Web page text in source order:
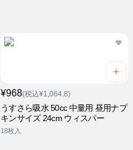
¥968(税込¥1,064.8)
うすさら吸水 50cc 中量用 昼用ナプ
キンサイズ 24cm ウィスパー
18枚入